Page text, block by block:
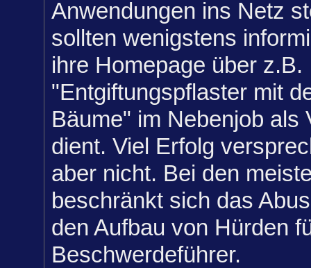
Anwendungen ins Netz
sollten wenigstens
ihre Homepage über z.B.
"Entgiftungspflaster mit
Bäume" im Nebenjob als
dient. Viel Erfolg
aber nicht. Bei den
beschränkt sich das
den Aufbau von Hürden
Beschwerdeführer.